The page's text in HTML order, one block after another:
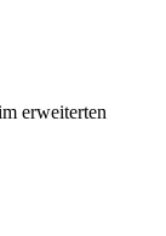
erweiterten